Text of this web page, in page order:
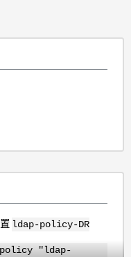
ldap-policy-DR
"ldap-